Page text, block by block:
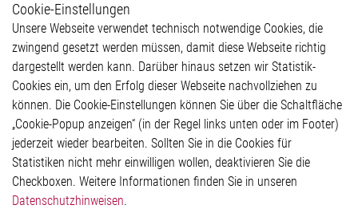
Weitere Links
Glossar
Kontakt
Hinweisgeberschutzsystem
Impressum
Datenschutzerklärung
Cookie-Popup anzeigen
Cookie-Einstellungen
Unsere Webseite verwendet technisch notwendige Cookies, die
zwingend gesetzt werden müssen, damit diese Webseite richtig
dargestellt werden kann. Darüber hinaus setzen wir Statistik-
Cookies ein, um den Erfolg dieser Webseite nachvollziehen zu
können. Die Cookie-Einstellungen können Sie über die Schaltfläche
„Cookie-Popup anzeigen“ (in der Regel links unten oder im Footer)
jederzeit wieder bearbeiten. Sollten Sie in die Cookies für
Statistiken nicht mehr einwilligen wollen, deaktivieren Sie die
Checkboxen. Weitere Informationen finden Sie in unseren
Datenschutzhinweisen.